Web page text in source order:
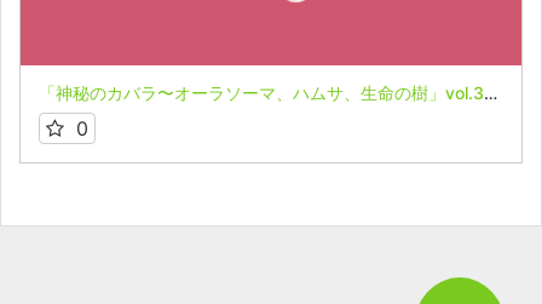
「神秘のカバラ〜オーラソーマ、ハムサ、生命の樹」vol.3★武藤悦子
0